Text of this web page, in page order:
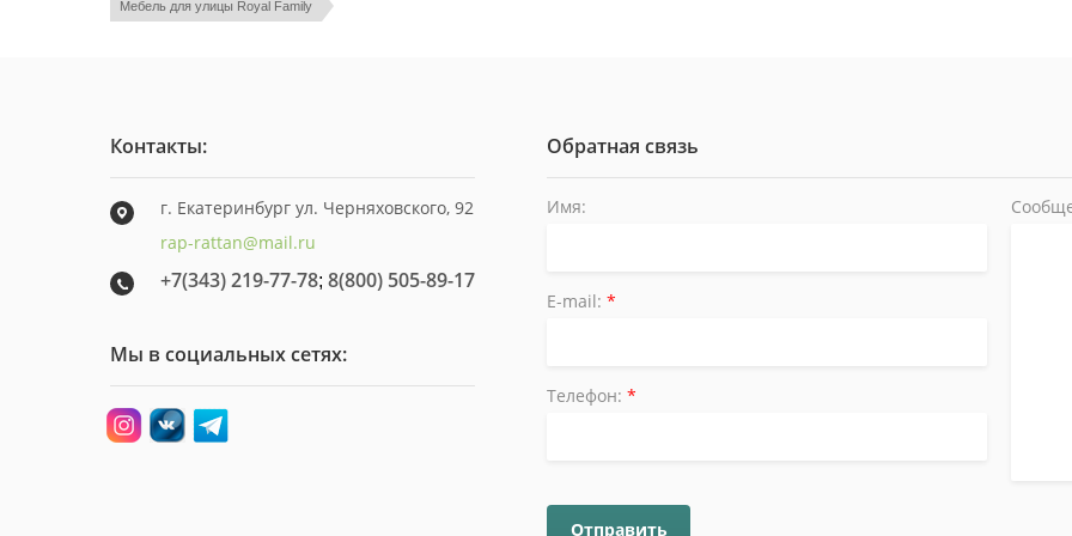
Мебель для улицы Royal Family
Контакты:
г. Екатеринбург ул. Черняховского, 92
rap-rattan@mail.ru
+7(343) 219-77-78; 8(800) 505-89-17
Мы в социальных сетях:
Обратная связь
Имя:
E-mail: *
Телефон: *
Отправить